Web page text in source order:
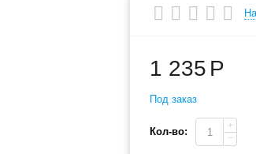
1 235 Р
Под заказ
Кол-во:
+
−